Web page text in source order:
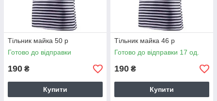
Тільник майка 50 р
Готово до відправки
190 ₴
Купити
Тільник майка 46 р
Готово до відправки 17 од.
190 ₴
Купити